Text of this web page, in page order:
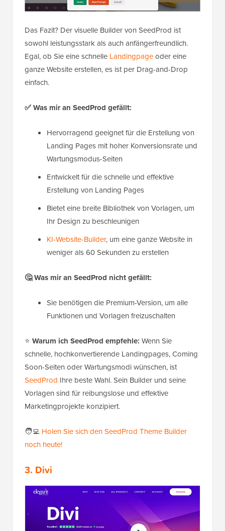
Das Fazit? Der visuelle Builder von SeedProd ist
sowohl leistungsstark als auch anfängerfreundlich.
Egal, ob Sie eine schnelle Landingpageoder eine
ganze Website erstellen, es ist per Drag-and-Drop
einfach.
✅Was mir an SeedProd gefällt:
Hervorragend geeignet für die Erstellung von
Landing Pages mit hoher Konversionsrate und
Wartungsmodus-Seiten
Entwickelt für die schnelle und effektive
Erstellung von Landing Pages
Bietet eine breite Bibliothek von Vorlagen, um
Ihr Design zu beschleunigen
KI-Website-Builder, um eine ganze Website in
weniger als 60 Sekunden zu erstellen
🤔Was mir an SeedProd nicht gefällt:
Sie benötigen die Premium-Version, um alle
Funktionen und Vorlagen freizuschalten
⭐ Warum ich SeedProd empfehle: Wenn Sie
schnelle, hochkonvertierende Landingpages, Coming
Soon-Seiten oder Wartungsmodi wünschen, ist
SeedProd Ihre beste Wahl. Sein Builder und seine
Vorlagen sind für reibungslose und effektive
Marketingprojekte konzipiert.
🧑‍💻 Holen Sie sich den SeedProd Theme Builder
noch heute!
3. Divi